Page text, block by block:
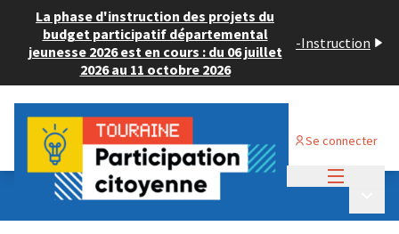
La phase d'instruction des projets du
budget participatif départemental
jeunesse 2026 est en cours : du 06 juillet
2026 au 11 octobre 2026
-Instruction
Se connecter
Budget Participatif JEUNESSE 2024
💡 Consulter les projets déposés